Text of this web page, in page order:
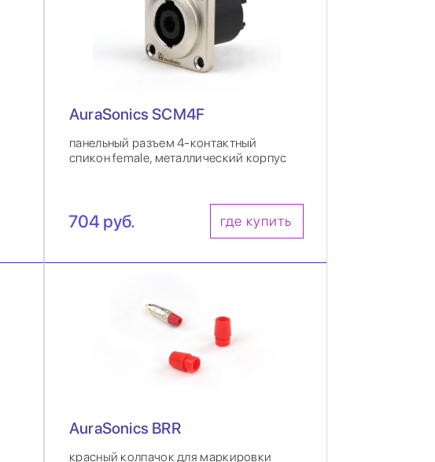
AuraSonics SCM4F
панельный разъем 4-контактный
спикон female, металлический корпус
704 руб. где купить
AuraSonics BRR
красный колпачок для маркировки